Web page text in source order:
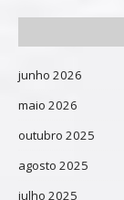
junho 2026
maio 2026
outubro 2025
agosto 2025
julho 2025